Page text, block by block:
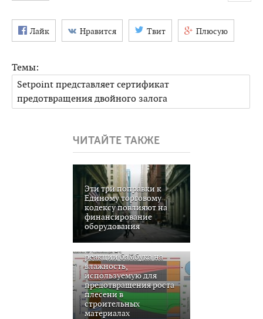
Лайк Нравится Твит Плюсую
Темы:
Setpoint представляет сертификат
предотвращения двойного залога
ЧИТАЙТЕ ТАКЖЕ
Эти три поправки к
Единому торговому
кодексу повлияют на
финансирование
оборудования
реакции бамбука на
влажность,
используемую для
предотвращения роста
плесени в
строительных
материалах